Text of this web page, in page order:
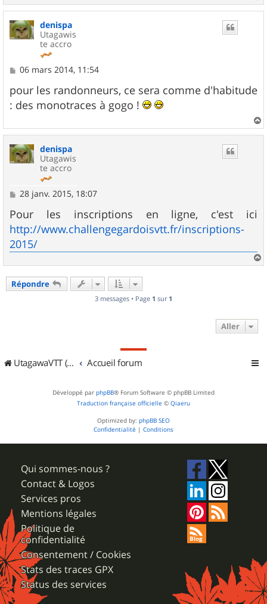
a
denispa
Utagawis
te accro
M
s
s
a
e
06 mars 2014, 11:54
pour les randonneurs, ce sera comme d'habitude
: des monotraces à gogo !
a
denispa
Utagawis
te accro
M
s
s
a
g
e
28 janv. 2015, 18:07
Pour les inscriptions en ligne, c'est ici
http://www.challengegardoisvtt.fr/inscriptions-
2015/
a
Répondre
3 messages • Page 1 sur 1
Aller
UtagawaVTT (Randos VTT et VTTAE avec traces GPS) Accueil forum
Développé par phpBB® Forum Software © phpBB Limited
Traduction française officielle © Qiaeru
Optimized by: phpBB SEO
Confidentialité | Conditions
Qui sommes-nous ?
Contact & Logos
Services pros
Mentions légales
Politique de
confidentialité
Consentement / Cookies
Stats des traces GPX
Status des services